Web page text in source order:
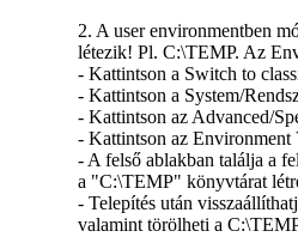
2. A user environmentben
létezik! Pl. C:\TEMP. Az
- Kattintson a Switch to
- Kattintson a System/
- Kattintson az Advanced/
- Kattintson az Environment
- A felső ablakban találja a
a "C:\TEMP" könyvtárat
- Telepítés után
valamint törölheti a